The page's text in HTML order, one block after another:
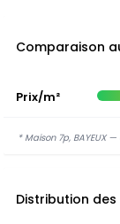
Comparaison
Prix/m²
* Maison 7p, BAYEUX
Distribution des